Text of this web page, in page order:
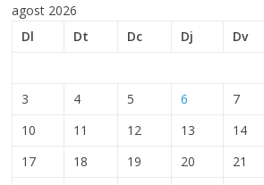
agost 2026
Dl
Dt Dc Dj Dv
3
4 5 6 7
10
11 12 13 14
17
18 19 20 21